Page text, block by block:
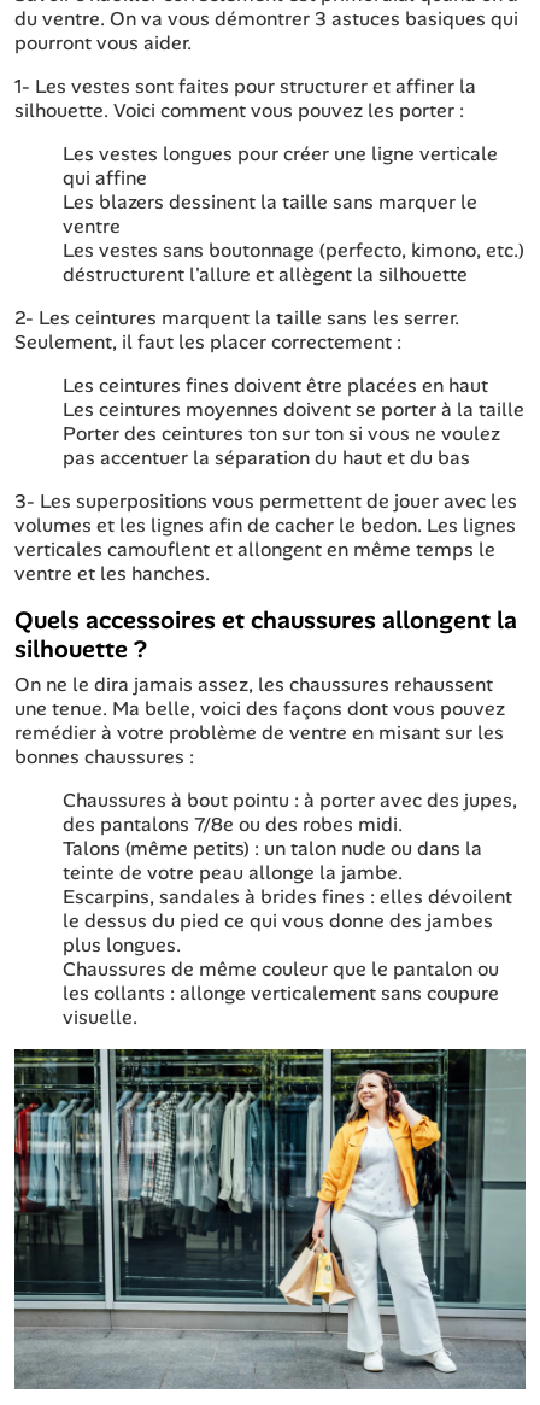
du ventre. On va vous démontrer 3 astuces basiques qui
pourront vous aider.
1- Les vestes sont faites pour structurer et affiner la
silhouette. Voici comment vous pouvez les porter :
Les vestes longues pour créer une ligne verticale
qui affine
Les blazers dessinent la taille sans marquer le
ventre
Les vestes sans boutonnage (perfecto, kimono, etc.)
déstructurent l'allure et allègent la silhouette
2- Les ceintures marquent la taille sans les serrer.
Seulement, il faut les placer correctement :
Les ceintures fines doivent être placées en haut
Les ceintures moyennes doivent se porter à la taille
Porter des ceintures ton sur ton si vous ne voulez
pas accentuer la séparation du haut et du bas
3- Les superpositions vous permettent de jouer avec les
volumes et les lignes afin de cacher le bedon. Les lignes
verticales camouflent et allongent en même temps le
ventre et les hanches.
Quels accessoires et chaussures allongent la
silhouette ?
On ne le dira jamais assez, les chaussures rehaussent
une tenue. Ma belle, voici des façons dont vous pouvez
remédier à votre problème de ventre en misant sur les
bonnes chaussures :
Chaussures à bout pointu : à porter avec des jupes,
des pantalons 7/8e ou des robes midi.
Talons (même petits) : un talon nude ou dans la
teinte de votre peau allonge la jambe.
Escarpins, sandales à brides fines : elles dévoilent
le dessus du pied ce qui vous donne des jambes
plus longues.
Chaussures de même couleur que le pantalon ou
les collants : allonge verticalement sans coupure
visuelle.